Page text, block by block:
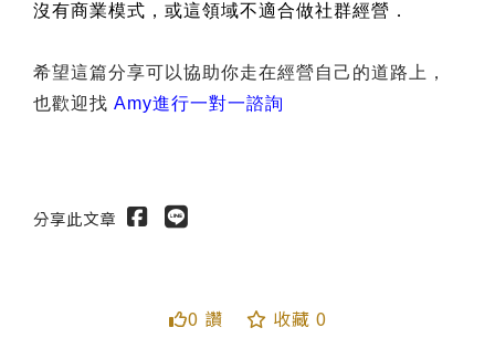
沒有商業模式，或這領域不適合做社群經營．
希望這篇分享可以協助你走在經營自己的道路上，
也歡迎找 Amy進行一對一諮詢
分享此文章
0 讚 收藏 0